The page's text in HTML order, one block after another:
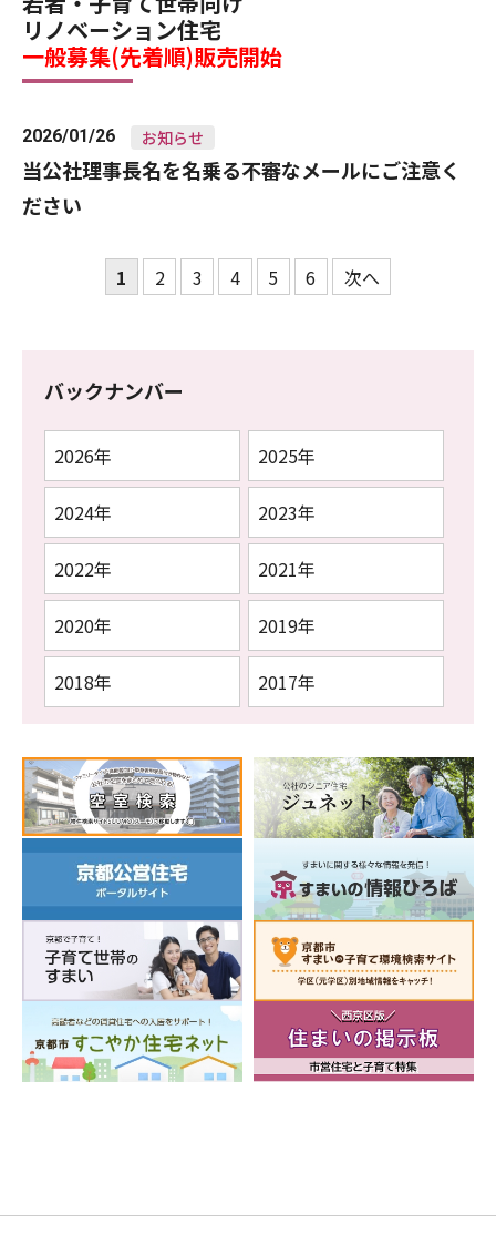
リノベーション住宅
一般募集(先着順)販売開始
2026/01/26 お知らせ
当公社理事長名を名乗る不審なメールにご注意く
ださい
1 2 3 4 5 6 次へ
バックナンバー
2026年 2025年
2024年 2023年
2022年 2021年
2020年 2019年
2018年 2017年